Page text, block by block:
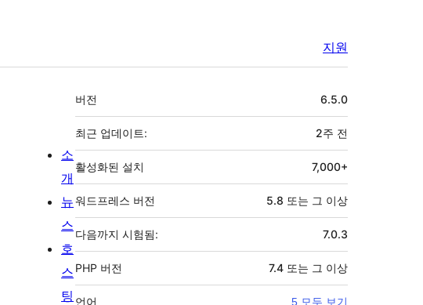
지원
기
초
버전 6.5.0
최근 업데이트: 2주 전
활성화된 설치 7,000+
워드프레스 버전 5.8 또는 그 이상
다음까지 시험됨: 7.0.3
PHP 버전 7.4 또는 그 이상
언어 5 모두 보기
소
개
뉴
스
호
스
팅